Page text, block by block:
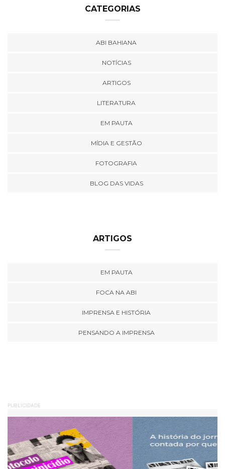
CATEGORIAS
ABI BAHIANA
NOTÍCIAS
ARTIGOS
LITERATURA
EM PAUTA
MÍDIA E GESTÃO
FOTOGRAFIA
BLOG DAS VIDAS
ARTIGOS
EM PAUTA
FOCA NA ABI
IMPRENSA E HISTÓRIA
PENSANDO A IMPRENSA
PUBLICIDADE